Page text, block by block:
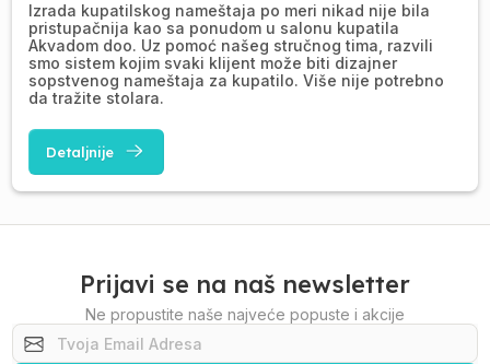
Izrada kupatilskog nameštaja po meri nikad nije bila
pristupačnija kao sa ponudom u salonu kupatila
Akvadom doo. Uz pomoć našeg stručnog tima, razvili
smo sistem kojim svaki klijent može biti dizajner
sopstvenog nameštaja za kupatilo. Više nije potrebno
da tražite stolara.
Detaljnije
Prijavi se na naš newsletter
Ne propustite naše najveće popuste i akcije